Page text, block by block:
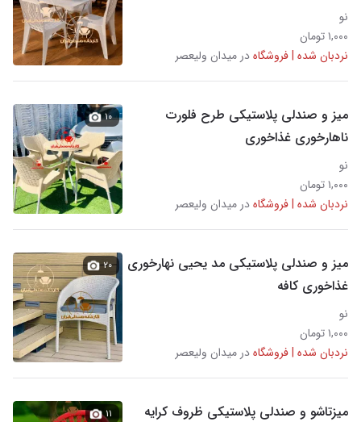
نو
۱,۰۰۰ تومان
نردبان شده | فروشگاهدر میدان ولیعصر
میز و صندلی پلاستیکی طرح فلورت
ناهارخوری غذاخوری
نو
۱,۰۰۰ تومان
نردبان شده | فروشگاهدر میدان ولیعصر
۱۰
میز و صندلی پلاستیکی مد یحیی نهارخوری
غذاخوری کافه
نو
۱,۰۰۰ تومان
نردبان شده | فروشگاهدر میدان ولیعصر
۲۰
میزتاشو و صندلی پلاستیکی ظروف کرایه
۱۱